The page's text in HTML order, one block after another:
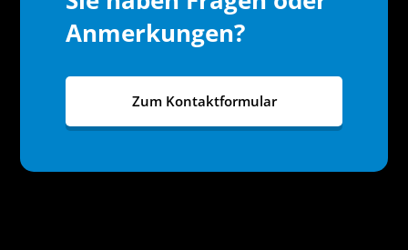
Anmerkungen?
Zum Kontaktformular